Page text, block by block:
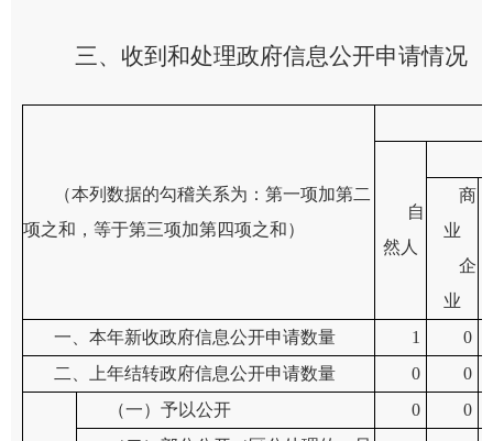
三、收到和处理政府信息公开申请情况
（本列数据的勾稽关系为：第一项加第二
项之和，等于第三项加第四项之和）
自
然人
商
业
企
业
一、本年新收政府信息公开申请数量
1
0
二、上年结转政府信息公开申请数量
0
0
（一）予以公开
0
0